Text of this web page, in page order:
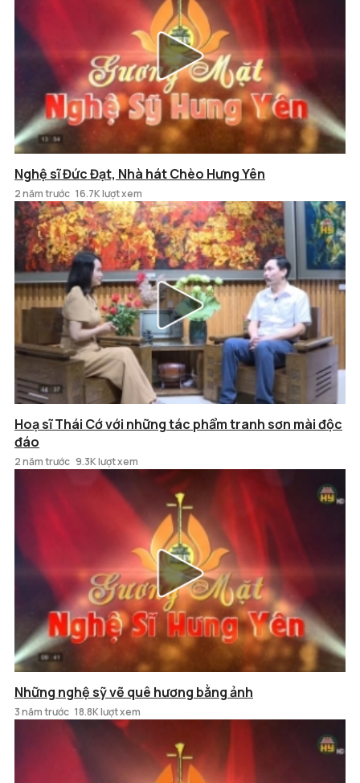
Nghệ sĩ Đức Đạt, Nhà hát Chèo Hưng Yên
2 năm trước 16.7K lượt xem
Hoạ sĩ Thái Cớ với những tác phẩm tranh sơn mài độc
đáo
2 năm trước 9.3K lượt xem
Những nghệ sỹ vẽ quê hương bằng ảnh
3 năm trước 18.8K lượt xem